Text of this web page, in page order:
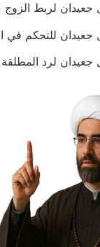
لربط الزوج عن
للتحكم في الزوج
لرد المطلقة